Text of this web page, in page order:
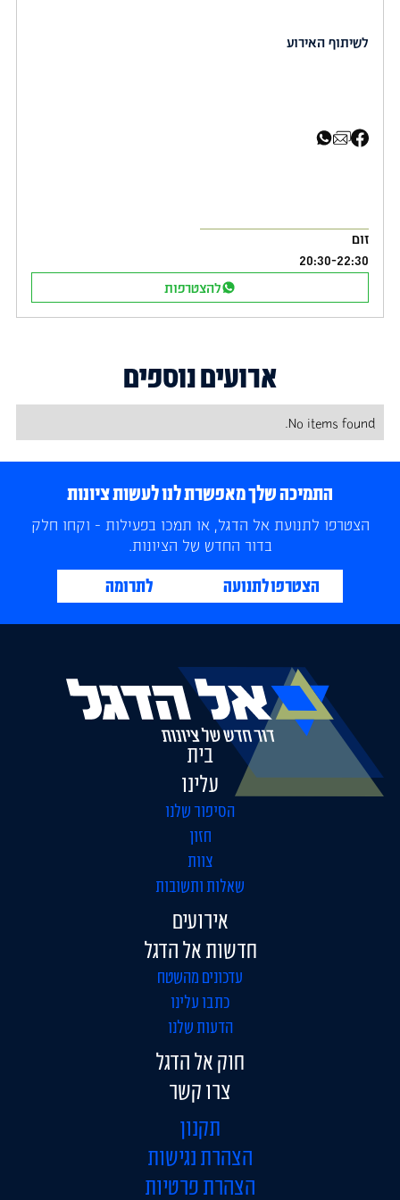
לשיתוף האירוע
זום
20:30-22:30
להצטרפות
ארועים נוספים
No items found.
התמיכה שלך מאפשרת לנו לעשות ציונות
הצטרפו לתנועת אל הדגל, או תמכו בפעילות - וקחו חלק
בדור החדש של הציונות.
הצטרפו לתנועה לתרומה
בית
עלינו
הסיפור שלנו
חזון
צוות
שאלות ותשובות
אירועים
חדשות אל הדגל
עדכונים מהשטח
כתבו עלינו
הדעות שלנו
חוק אל הדגל
צרו קשר
תקנון
הצהרת נגישות
הצהרת פרטיות